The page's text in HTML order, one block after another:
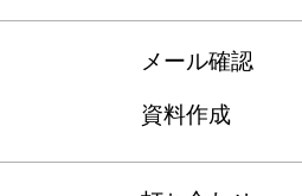
メール確認
資料作成